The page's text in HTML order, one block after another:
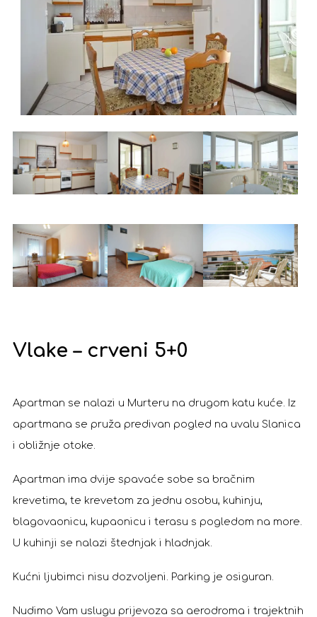
Vlake – crveni 5+0
Apartman se nalazi u Murteru na drugom katu kuće. Iz
apartmana se pruža predivan pogled na uvalu Slanica
i obližnje otoke.
Apartman ima dvije spavaće sobe sa bračnim
krevetima, te krevetom za jednu osobu, kuhinju,
blagovaonicu, kupaonicu i terasu s pogledom na more.
U kuhinji se nalazi štednjak i hladnjak.
Kućni ljubimci nisu dozvoljeni. Parking je osiguran.
Nudimo Vam uslugu prijevoza sa aerodroma i trajektnih